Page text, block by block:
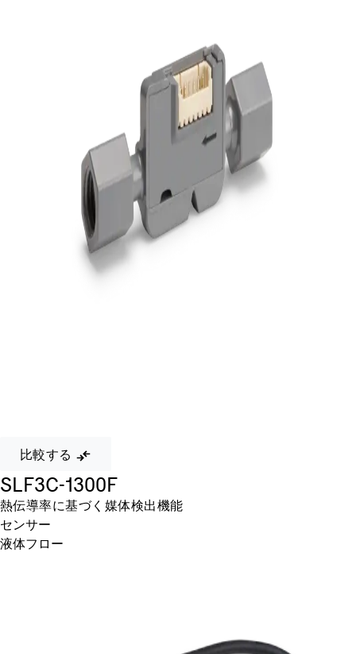
比較する
SLF3C-1300F
熱伝導率に基づく媒体検出機能
センサー
液体フロー